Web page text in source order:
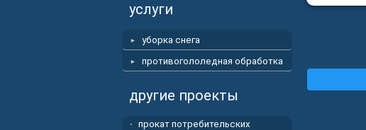
услуги
уборка снега
противогололедная обработка
другие проекты
прокат потребительских